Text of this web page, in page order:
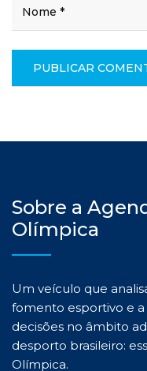
Sobre a
Olímpica
Um veículo que
fomento esportivo e
decisões no âmbito
desporto brasileiro:
Olímpica.